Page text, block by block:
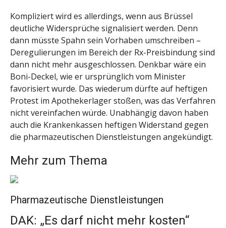
Kompliziert wird es allerdings, wenn aus Brüssel
deutliche Widersprüche signalisiert werden. Denn
dann müsste Spahn sein Vorhaben umschreiben –
Deregulierungen im Bereich der Rx-Preisbindung sind
dann nicht mehr ausgeschlossen. Denkbar wäre ein
Boni-Deckel, wie er ursprünglich vom Minister
favorisiert wurde. Das wiederum dürfte auf heftigen
Protest im Apothekerlager stoßen, was das Verfahren
nicht vereinfachen würde. Unabhängig davon haben
auch die Krankenkassen heftigen Widerstand gegen
die pharmazeutischen Dienstleistungen angekündigt.
Mehr zum Thema
Pharmazeutische Dienstleistungen
DAK: „Es darf nicht mehr kosten“